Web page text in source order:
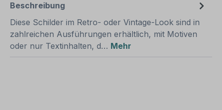
Beschreibung
Diese Schilder im Retro- oder Vintage-Look sind in
zahlreichen Ausführungen erhältlich, mit Motiven
oder nur Textinhalten, d… Mehr